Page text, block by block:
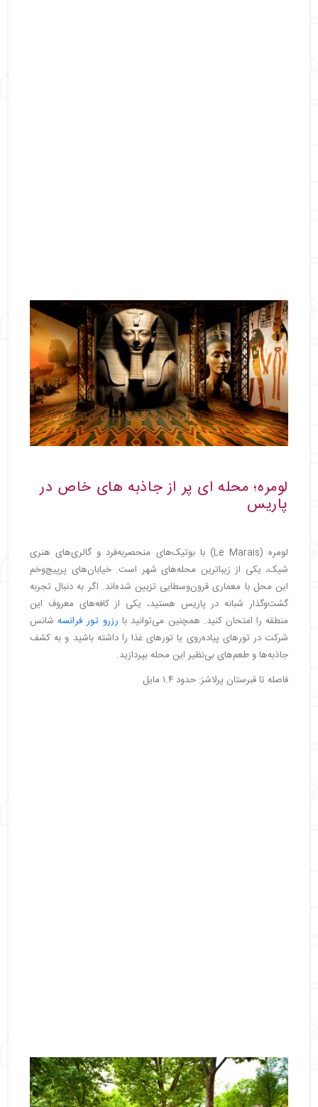
لومره؛ محله‌ ای پر از جاذبه‌ های خاص در
پاریس
لومره (Le Marais) با بوتیک‌های منحصربه‌فرد و گالری‌های هنری
شیک، یکی از زیباترین محله‌های شهر است. خیابان‌های پرپیچ‌وخم
این محل با معماری قرون‌وسطایی تزیین شده‌اند. اگر به دنبال تجربه
گشت‌وگذار شبانه در پاریس هستید، یکی از کافه‌های معروف این
منطقه را امتحان کنید. همچنین می‌توانید با رزرو تور فرانسهشانس
شرکت در تورهای پیاده‌روی یا تورهای غذا را داشته باشید و به کشف
جاذبه‌ها و طعم‌های بی‌نظیر این محله بپردازید.
فاصله تا قبرستان پرلاشز: حدود ۱.۴ مایل